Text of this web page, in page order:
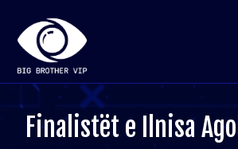
Finalistët e Ilnisa